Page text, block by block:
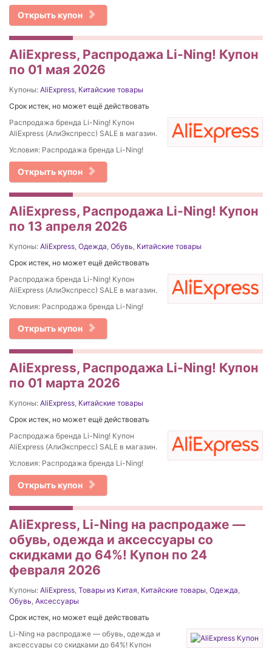
Открыть купон
AliExpress, Распродажа Li-Ning! Купон
по 01 мая 2026
Купоны: AliExpress, Китайские товары
Срок истек, но может ещё действовать
Распродажа бренда Li-Ning! Купон
AliExpress (АлиЭкспресс) SALE в магазин.
Условия: Распродажа бренда Li-Ning!
Открыть купон
AliExpress, Распродажа Li-Ning! Купон
по 13 апреля 2026
Купоны: AliExpress, Одежда, Обувь, Китайские товары
Срок истек, но может ещё действовать
Распродажа бренда Li-Ning! Купон
AliExpress (АлиЭкспресс) SALE в магазин.
Условия: Распродажа бренда Li-Ning!
Открыть купон
AliExpress, Распродажа Li-Ning! Купон
по 01 марта 2026
Купоны: AliExpress, Китайские товары
Срок истек, но может ещё действовать
Распродажа бренда Li-Ning! Купон
AliExpress (АлиЭкспресс) SALE в магазин.
Условия: Распродажа бренда Li-Ning!
Открыть купон
AliExpress, Li-Ning на распродаже —
обувь, одежда и аксессуары со
скидками до 64%! Купон по 24
февраля 2026
Купоны: AliExpress, Товары из Китая, Китайские товары, Одежда,
Обувь, Аксессуары
Срок истек, но может ещё действовать
Li-Ning на распродаже — обувь, одежда и
аксессуары со скидками до 64%! Купон